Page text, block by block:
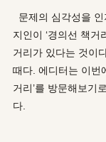
문제의 심각성을
지인이 ‘경의선 책거
거리가 있다는 것이
때다. 에디터는 이번
거리’를 방문해보기
다.